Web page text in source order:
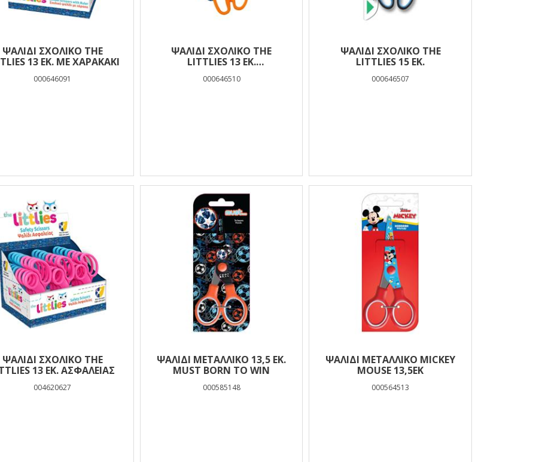
ΨΑΛΊΔΙ ΣΧΟΛΙΚΌ THE
13 ΕΚ. ΜΕ ΧΑΡΑΚΆΚΙ
000646091
ΨΑΛΊΔΙ ΣΧΟΛΙΚΌ THE
LITTLIES 13 ΕΚ.
000646510
ΨΑΛΊΔΙ ΣΧΟΛΙΚΌ THE
LITTLIES 15 ΕΚ.
000646507
ΨΑΛΊΔΙ ΣΧΟΛΙΚΌ THE
13 ΕΚ. ΑΣΦΑΛΕΊΑΣ
004620627
ΨΑΛΊΔΙ ΜΕΤΑΛΛΙΚΌ 13,5 ΕΚ.
MUST BORN TO WIN
000585148
ΨΑΛΙΔΙ ΜΕΤΑΛΛΙΚΟ MICKEY
MOUSE 13,5ΕΚ
000564513